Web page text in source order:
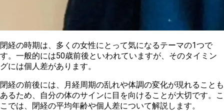
閉経の時期は、多くの女性にとって気になるテーマの1つで
す。一般的には50歳前後といわれていますが、そのタイミン
グには個人差があります。
閉経の前後には、月経周期の乱れや体調の変化が現れることも
あるため、自分の体のサインに目を向けることが大切です。こ
こでは、閉経の平均年齢や個人差について解説します。